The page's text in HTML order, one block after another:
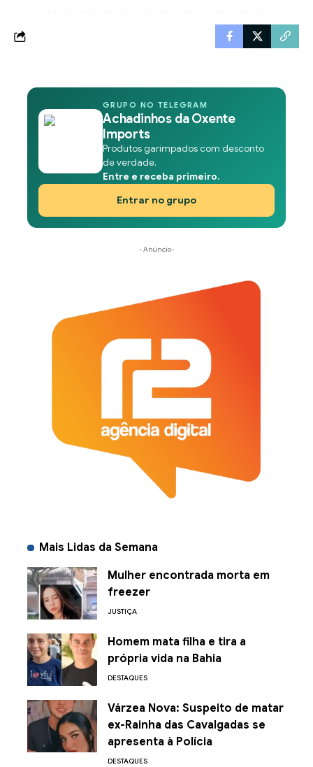
GRUPO NO TELEGRAM
Achadinhos da Oxente
Imports
Produtos garimpados com desconto
de verdade.
Entre e receba primeiro.
Entrar no grupo
- Anúncio-
Mais Lidas da Semana
Mulher encontrada morta em
freezer
JUSTIÇA
Homem mata filha e tira a
própria vida na Bahia
DESTAQUES
Várzea Nova: Suspeito de matar
ex-Rainha das Cavalgadas se
apresenta à Polícia
DESTAQUES